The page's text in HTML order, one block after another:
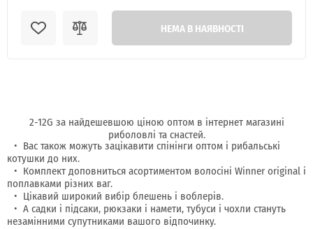
НЕМА В НАЯВНОСТІ
2-12G за найдешевшою ціною оптом в інтернет магазині
риболовлі та снастей.
Вас також можуть зацікавити спінінги оптом і рибальські
котушки до них.
Комплект доповниться асортиментом волосіні Winner original і
поплавками різних ваг.
Цікавий широкий вибір блешень і воблерів.
А садки і підсаки, рюкзаки і намети, тубуси і чохли стануть
незамінними супутниками вашого відпочинку.